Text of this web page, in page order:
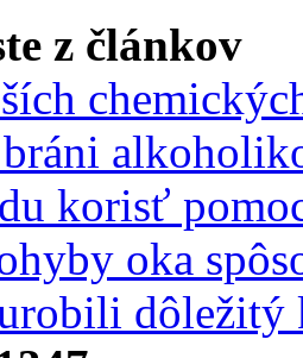
z článkov
bráni
korisť
oka
dôležitý